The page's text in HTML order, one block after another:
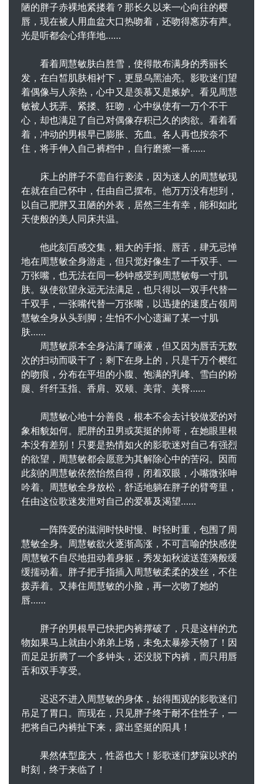
陋的胖子赤裸地紧搂着？那长久以来一心向往的樱
唇，现在被人用血盆大口热吻着，还吻得窸苏有声。
光是听都会心痒痒地……
看着周慧敏肤白胜雪，使得散布满身的秀丽长
发，在白皙肌肤相衬下，更显乌黑油亮。影歌迷们望
着偶像与人亲热，心中又是羡慕又是嫉妒。看见周慧
敏被人抚弄、紧搂、狂吻，心中纵使有一万个不干
心，却也满足了自己对偶像存积已久的肉欲。看着看
着，冲动的男根早已膨胀、充血。各人再也按奈不
住，将手伸入自己裤档中，自行磨擦一番……
床上的胖子不需自行亵渎，因为迷人的周慧敏现
在就在自己怀中，任由自己摆布。他万万没有想到，
以自己肥胖又丑陋的外表，居然三生有幸，能和如此
天使般的美人同床共温。
他此刻百感交集，粗大的手指、唇舌，肆无忌惮
地在周慧敏全身游走，但只觉好像生了一千双手、一
万张嘴，也无法在同一秒钟感受到周慧敏每一寸肌
肤。纵使欲望永远无法满足，也只得以一双手代替一
千双手，一张嘴代替一万张嘴，以迅捷的速度占领周
慧敏全身从头到脚；生怕不小心遗漏了某一寸肌
肤……
周慧敏原本全身沾满了唾液，但又因为唇舌无数
次的扫动而吸干了；剩下在身上的，只是千万个樱红
的吻痕，分布在平坦的小腹、饱满的乳峰、雪白的粉
腿、纤纤玉指、香肩、双颊、美背、美臀……
周慧敏心地十分善良，根本不会去计较做爱的对
象相貌如何。肥胖的丑男或英挺的帅哥，在她眼里根
本没有差别！只要是热情如火的影歌迷对自己有强烈
的欲望，周慧敏都会愿意为其解除心中的苦闷。因而
此刻的周慧敏依然怡然自得，闭着双眼，小嘴微张呻
吟着。周慧敏全身放松，舒适地躺在胖子的臂弯里，
任由这位歌迷发泄对自己的爱慕及渴望……
一阵阵爱的滋润时快时慢、时轻时重，包围了周
慧敏全身。周慧敏欲火逐渐高涨，不可言喻的快感使
周慧敏不自尽地扭动着身躯，秀发如秋波送莲漪般缓
缓擩动着。胖子把手指插入周慧敏柔柔的发丝，不住
拨弄着。又捧住周慧敏的小脸，再一次吻了她的
唇……
胖子的男根早已快把内裤撑破了，只是这样的尤
物如果马上就由小弟弟上场，未免太暴殄天物了！因
而足足折腾了一个多钟头，还没脱下内裤，而只用唇
舌和双手享受。
迟迟不进入周慧敏的身体，始得围观的影歌迷们
吊足了胃口。而现在，只见胖子终于耐不住性子，一
把将自己内裤扯下来，露出坚挺的阳具！
果然体型庞大，性器也大！影歌迷们梦寐以求的
时刻，终于来临了！